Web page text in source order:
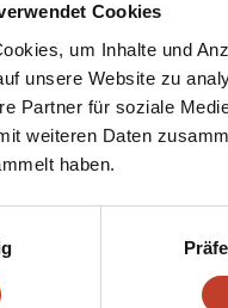
Cookies
um Inhalte und
unsere Website zu
Partner für soziale
weiteren Daten
haben.
sind wir Gastgeber des
in den
uns auf den Lasker-
um 15.30 Uhr